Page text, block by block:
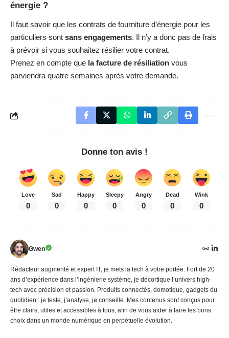
énergie ?
Il faut savoir que les contrats de fourniture d’énergie pour les
particuliers sont sans engagements. Il n’y a donc pas de frais
à prévoir si vous souhaitez résilier votre contrat.
Prenez en compte que la facture de résiliation vous
parviendra quatre semaines après votre demande.
Donne ton avis !
Love
0
Sad
0
Happy
0
Sleepy
0
Angry
0
Dead
0
Wink
0
Gwen
Rédacteur augmenté et expert IT, je mets la tech à votre portée. Fort de 20
ans d’expérience dans l’ingénierie système, je décortique l’univers high-
tech avec précision et passion. Produits connectés, domotique, gadgets du
quotidien : je teste, j’analyse, je conseille. Mes contenus sont conçus pour
être clairs, utiles et accessibles à tous, afin de vous aider à faire les bons
choix dans un monde numérique en perpétuelle évolution.